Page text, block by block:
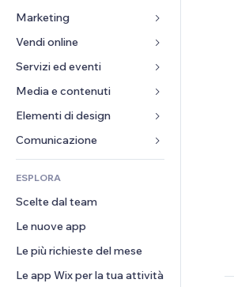
Marketing
Inserzioni
Mobile
Dati analitici
Inserzioni sito
Email
Vendi online
App per Stores
Spedizione e consegna
Tasti Vendi
Amministrazione
Buoni e programmi fedeltà
Servizi ed eventi
Hotel
Eventi
Ristoranti
Immobiliare
Prenotazioni
Media e contenuti
Galleria
Musica
Podcast
Fotografia
Video
PDF
Condivisione file
Elementi di design
Mappe e navigazione
Privacy e sicurezza
Orologio
Template per pagine
Effetti immagine
Tasti e menu
Banner e badge
Moduli
Sondaggi
Chat
Commenti
Telefono
ESPLORA
Scelte dal team
Le nuove app
Le più richieste del mese
Le app Wix per la tua attività